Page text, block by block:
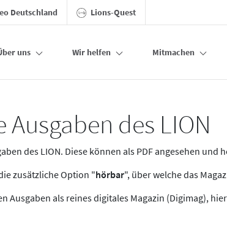
Deutschland Lions-Quest
uns Wir helfen Mitmachen
Ausgaben des LION
des LION. Diese können als PDF angesehen und
zusätzliche Option "hörbar", über welche das
Ausgaben als reines digitales Magazin (Digimag),